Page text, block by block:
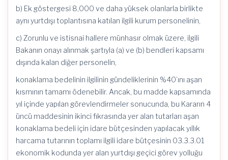
b) Ek göstergesi 8,000 ve daha yüksek olanlarla birlikte
aynı yurtdışı toplantısına katılan ilgili kurum personelinin,
c) Zorunlu ve istisnai hallere münhasır olmak üzere, ilgili
Bakanın onayı alınmak şartıyla (a) ve (b) bendleri kapsamı
dışında kalan diğer personelin,
konaklama bedelinin ilgilinin gündeliklerinin %40’ını aşan
kısmının tamamı ödenebilir. Ancak, bu madde kapsamında
yıl içinde yapılan görevlendirmeler sonucunda, bu Kararın 4
üncü maddesinin ikinci fıkrasında yer alan tutarları aşan
konaklama bedeli için idare bütçesinden yapılacak yıllık
harcama tutarının toplamı ilgili idare bütçesinin 03.3.3.01
ekonomik kodunda yer alan yurtdışı geçici görev yolluğu